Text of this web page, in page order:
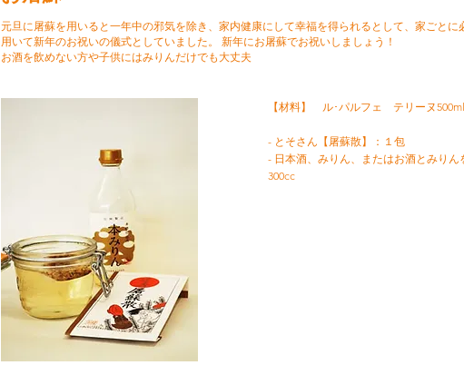
元旦に屠蘇を用いると一年中の邪気を除き、家内健康にして幸福を得られるとして、家ごとに
用いて新年のお祝いの儀式としていました。 新年にお屠蘇でお祝いしましょう！
お酒を飲めない方や子供にはみりんだけでも大丈夫
【材料】 ル･パルフェ テリーヌ
- とそさん【屠蘇散】：１包
- 日本酒、みりん、またはお酒とみりん
300cc